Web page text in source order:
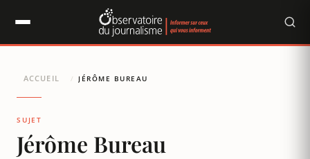
ACCUEIL / JÉRÔME BUREAU
SUJET
Jérôme Bureau
Panneau de gestion des cookies